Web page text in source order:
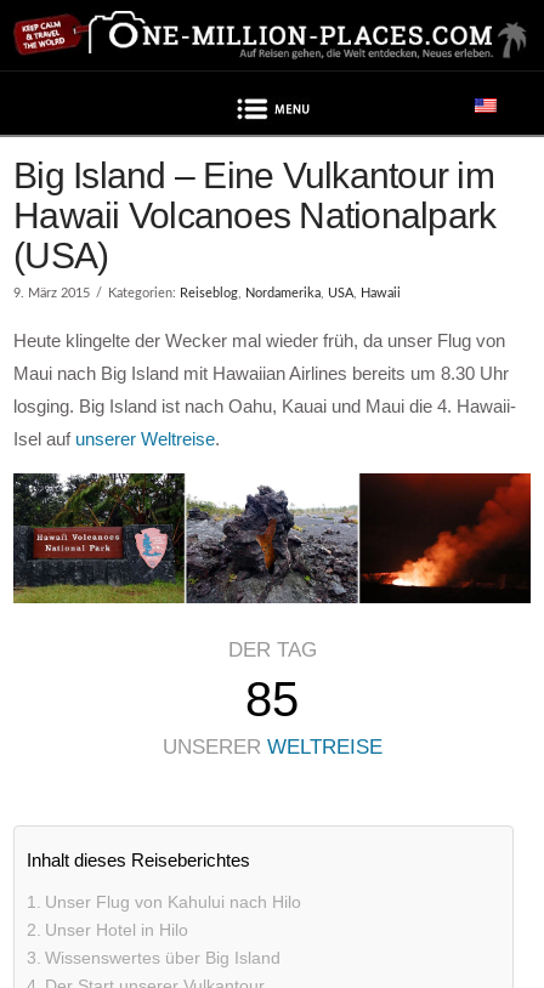
Big Island – Eine Vulkantour im
Hawaii Volcanoes Nationalpark
(USA)
9. März 2015 Kategorien: Reiseblog, Nordamerika, USA, Hawaii
Heute klingelte der Wecker mal wieder früh, da unser Flug von
Maui nach Big Island mit Hawaiian Airlines bereits um 8.30 Uhr
losging. Big Island ist nach Oahu, Kauai und Maui die 4. Hawaii-
Isel auf unserer Weltreise.
DER TAG
85
UNSERER WELTREISE
Inhalt dieses Reiseberichtes
Unser Flug von Kahului nach Hilo
Unser Hotel in Hilo
Wissenswertes über Big Island